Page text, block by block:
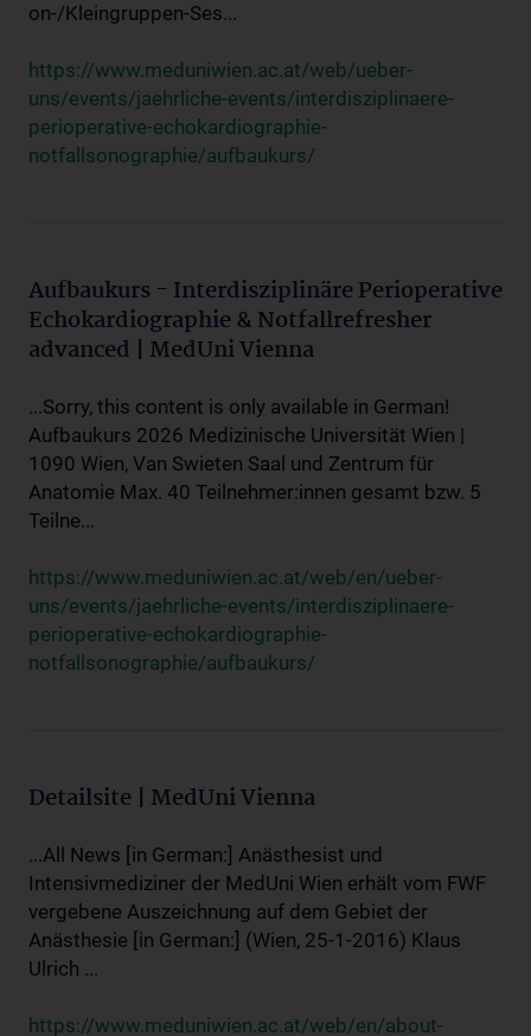
on-/Kleingruppen-Ses...
https://www.meduniwien.ac.at/web/ueber-
uns/events/jaehrliche-events/interdisziplinaere-
perioperative-echokardiographie-
notfallsonographie/aufbaukurs/
Aufbaukurs - Interdisziplinäre Perioperative
Echokardiographie & Notfallrefresher
advanced | MedUni Vienna
...Sorry, this content is only available in German!
Aufbaukurs 2026 Medizinische Universität Wien |
1090 Wien, Van Swieten Saal und Zentrum für
Anatomie Max. 40 Teilnehmer:innen gesamt bzw. 5
Teilne...
https://www.meduniwien.ac.at/web/en/ueber-
uns/events/jaehrliche-events/interdisziplinaere-
perioperative-echokardiographie-
notfallsonographie/aufbaukurs/
Detailsite | MedUni Vienna
...All News [in German:] Anästhesist und
Intensivmediziner der MedUni Wien erhält vom FWF
vergebene Auszeichnung auf dem Gebiet der
Anästhesie [in German:] (Wien, 25-1-2016) Klaus
Ulrich ...
https://www.meduniwien.ac.at/web/en/about-